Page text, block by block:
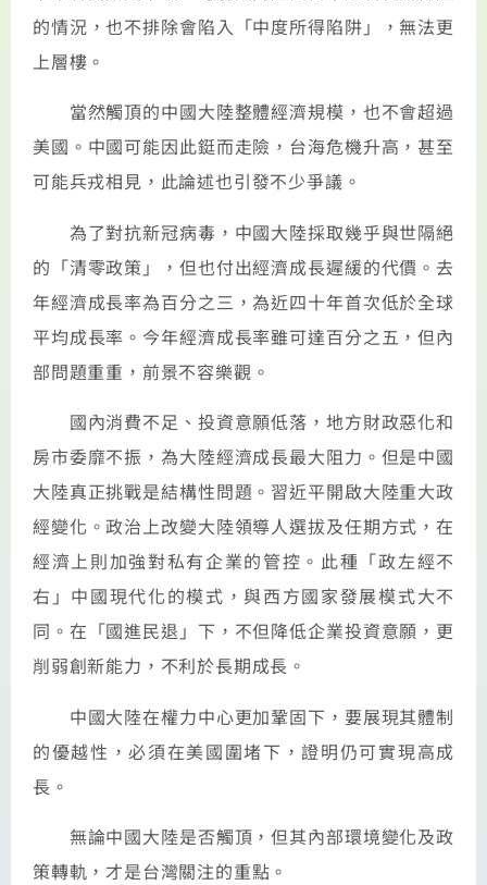
的情況，也不排除會陷入「中度所得陷阱」，無法更
上層樓。
當然觸頂的中國大陸整體經濟規模，也不會超過
美國。中國可能因此鋌而走險，台海危機升高，甚至
可能兵戎相見，此論述也引發不少爭議。
為了對抗新冠病毒，中國大陸採取幾乎與世隔絕
的「清零政策」，但也付出經濟成長遲緩的代價。去
年經濟成長率為百分之三，為近四十年首次低於全球
平均成長率。今年經濟成長率雖可達百分之五，但內
部問題重重，前景不容樂觀。
國內消費不足、投資意願低落，地方財政惡化和
房市委靡不振，為大陸經濟成長最大阻力。但是中國
大陸真正挑戰是結構性問題。習近平開啟大陸重大政
經變化。政治上改變大陸領導人選拔及任期方式，在
經濟上則加強對私有企業的管控。此種「政左經不
右」中國現代化的模式，與西方國家發展模式大不
同。在「國進民退」下，不但降低企業投資意願，更
削弱創新能力，不利於長期成長。
中國大陸在權力中心更加鞏固下，要展現其體制
的優越性，必須在美國圍堵下，證明仍可實現高成
長。
無論中國大陸是否觸頂，但其內部環境變化及政
策轉軌，才是台灣關注的重點。